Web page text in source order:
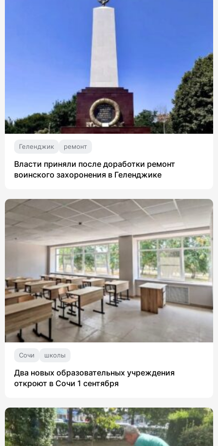
Геленджик ремонт
Власти приняли после доработки ремонт
воинского захоронения в Геленджике
Сочи школы
Два новых образовательных учреждения
откроют в Сочи 1 сентября